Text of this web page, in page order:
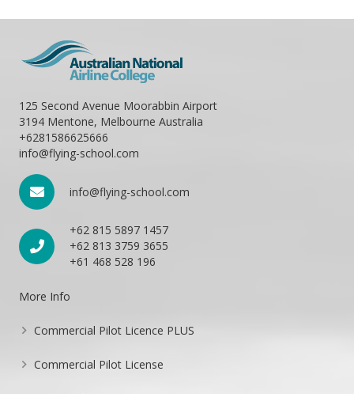
125 Second Avenue Moorabbin Airport
3194 Mentone, Melbourne Australia
+6281586625666
info@flying-school.com
info@flying-school.com
+62 815 5897 1457
+62 813 3759 3655
+61 468 528 196
More Info
Commercial Pilot Licence PLUS
Commercial Pilot License